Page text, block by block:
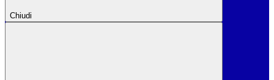
Chiudi